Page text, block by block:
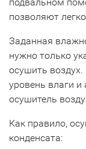
позволяют
Заданная
нужно только
осушить воздух.
уровень влаги
осушитель
Как правило,
конденсата: